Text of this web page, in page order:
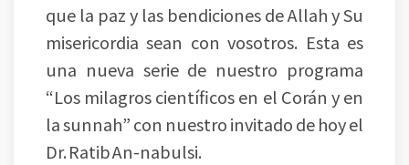
que la paz y las bendiciones de Allah y Su
misericordia sean con vosotros. Esta es
una nueva serie de nuestro programa
“Los milagros científicos en el Corán y en
la sunnah” con nuestro invitado de hoy el
Dr. Ratib An-nabulsi.